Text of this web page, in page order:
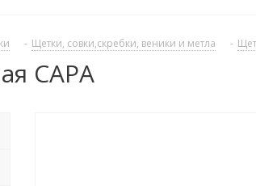
- Щетки, совки,скребки, веники и метла -
САРА